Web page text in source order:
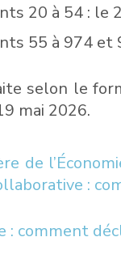
20 à 54 : le
55 à 974 et
selon le
mai 2026.
de
:
: comment